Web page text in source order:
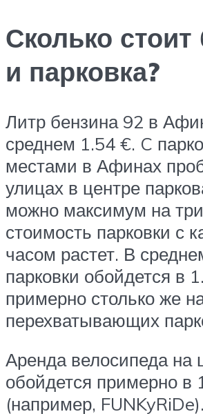
Сколько стоит
и парковка?
Литр бензина 92 в
среднем 1.54 €. C
местами в Афинах
улицах в центре
можно максимум на
стоимость парковки с
часом растет. В
парковки обойдется в
примерно столько же
перехватывающих
Аренда велосипеда на
обойдется примерно в
(например, FUNKyRiDe).